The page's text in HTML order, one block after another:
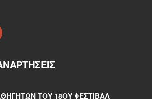
ΤΟΥ 18ΟΥ ΦΕΣΤΙΒΆΛ